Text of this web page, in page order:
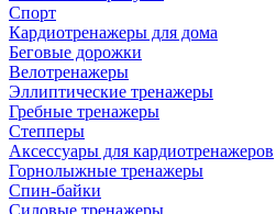
Спорт
Кардиотренажеры для дома
Беговые дорожки
Велотренажеры
Эллиптические тренажеры
Гребные тренажеры
Степперы
Аксессуары для кардиотренажеров
Горнолыжные тренажеры
Спин-байки
Силовые тренажеры